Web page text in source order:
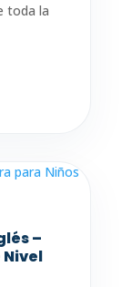
toda la
–
Nivel